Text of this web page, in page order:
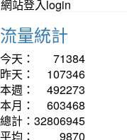
網站登入login
流量統計
今天：
71384
昨天：
107346
本週：
492273
本月：
603468
總計： 32806945
平均：
9870